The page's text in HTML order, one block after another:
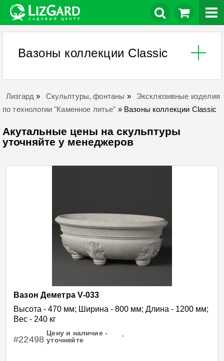
Вазоны коллекции Classic
Лизгард » Скульптуры, фонтаны »
Эксклюзивные изделия
по технологии "Каменное литье" » Вазоны коллекции Classic
Акутальные цены на скульптуры
уточняйте у менеджеров
Вазон Деметра V-033
Высота - 470 мм; Ширина - 800 мм; Длина - 1200 мм;
Вес - 240 кг
#22498
Цену и наличие -
уточняйте
`